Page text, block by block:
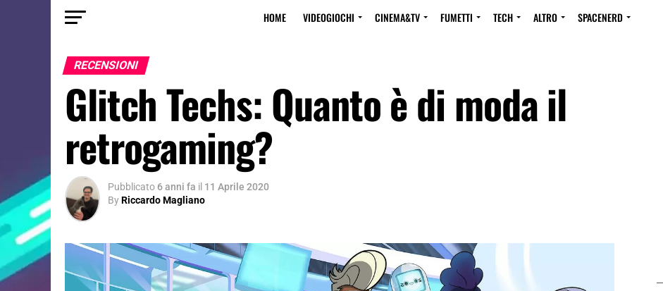
HOME VIDEOGIOCHI CINEMA&TV FUMETTI TECH ALTRO SPACENERD
RECENSIONI
Glitch Techs: Quanto è di moda il
retrogaming?
Pubblicato 6 anni fa il 11 Aprile 2020
ByRiccardo Magliano